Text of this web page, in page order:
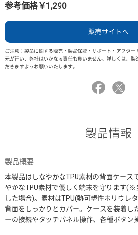
参考価格￥1,290
販売サイトへ
ご注意：製品に関する販売・製品保証・サポート・アフタ
元が行い、弊社はいかなる責任も負いません。詳しくは、製
だきますようお願いいたします。
製品情報
製品概要
本製品はしなやかなTPU素材の背面ケース
やかなTPU素材で優しく端末を守ります(※
した場合)。素材はTPU(熱可塑性ポリウレ
背面をしっかりとカバー。ケースを装着し
ーの接続やタッチパネル操作、各種ボタン